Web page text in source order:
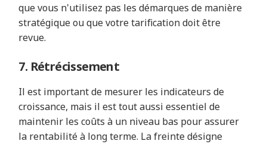
que vous n'utilisez pas les démarques de manière
stratégique ou que votre tarification doit être
revue.
7. Rétrécissement
Il est important de mesurer les indicateurs de
croissance, mais il est tout aussi essentiel de
maintenir les coûts à un niveau bas pour assurer
la rentabilité à long terme. La freinte désigne